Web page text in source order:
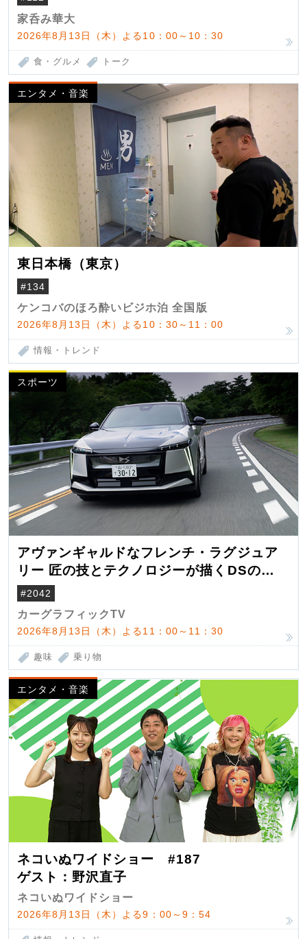
家呑み華大
2026年8月13日（木）よる10：00～10：30
食・グルメ トーク
エンタメ・音楽
東日本橋（東京）
#134
ケンコバのほろ酔いビジホ泊 全国版
2026年8月13日（木）よる10：30～11：00
情報・トレンド
スポーツ
アヴァンギャルドなフレンチ・ラグジュア
リー 匠の技とテクノロジーが描くDSの世
界観
#2042
カーグラフィックTV
2026年8月13日（木）よる11：00～11：30
趣味 乗り物
エンタメ・音楽
ネコいぬワイドショー #187
ゲスト：野沢直子
ネコいぬワイドショー
2026年8月13日（木）よる9：00～9：54